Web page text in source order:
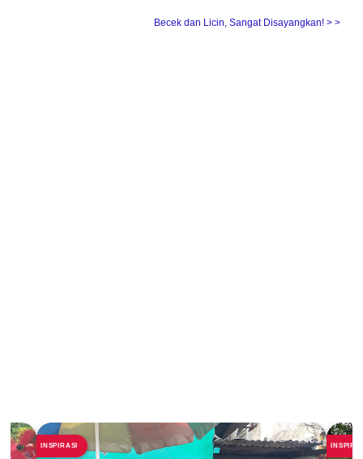
Becek dan Licin, Sangat Disayangkan! ˃ ˃
INSPIRASI